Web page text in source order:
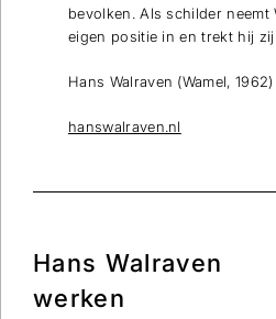
bevolken. Als schilder neemt
eigen positie in en trekt hij
Hans Walraven (Wamel,
hanswalraven.nl
Hans Walraven
werken